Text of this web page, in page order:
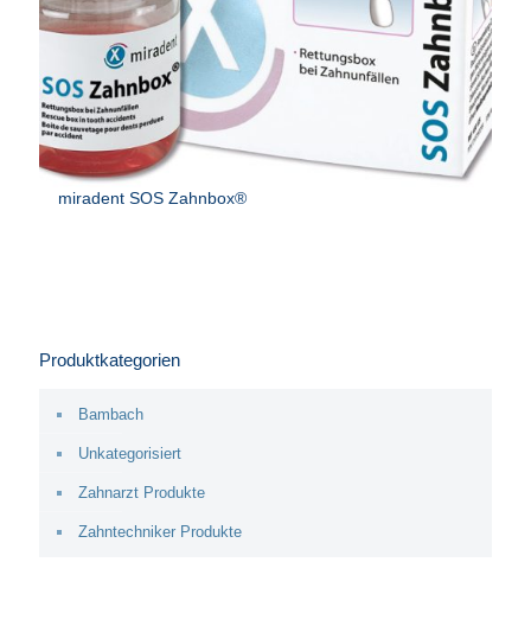
miradent SOS Zahnbox®
Produktkategorien
Bambach
Unkategorisiert
Zahnarzt Produkte
Zahntechniker Produkte